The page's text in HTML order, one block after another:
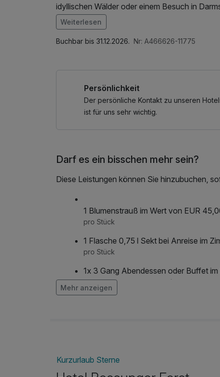
idyllischen Wälder oder einem Besuch in
verwöhnen lassen. Die
liebevoll eingerichteten Zimmer, die köstliche
die entspannende
ein paar Tage mehr –
Roßdorf und das Hotel Bessunger Forst
Im Angebot enthalten
1 Flasche Mineralwasser, Parkplatz, Nutzung
Weiterlesen
Buchbar bis 31.12.2026. Nr: A466626-11775
Persönlichkeit
Der persönliche Kontakt zu unseren
ist für uns sehr wichtig.
Darf es ein bisschen mehr sein?
Diese Leistungen können Sie hinzubuchen,
1 Blumenstrauß im Wert von EUR
pro Stück
1 Flasche 0,75 l Sekt bei Anreise im
pro Stück
1x 3 Gang Abendessen oder Buffet im
Halbpension pro Person/
pro Person
Early Check-In ab 11:30 Uhr*
pro Aufenthalt
Mehr anzeigen
Kurzurlaub Sterne